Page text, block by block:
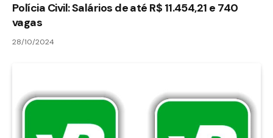
Polícia Civil: Salários de até R$ 11.454,21 e 740
vagas
28/10/2024